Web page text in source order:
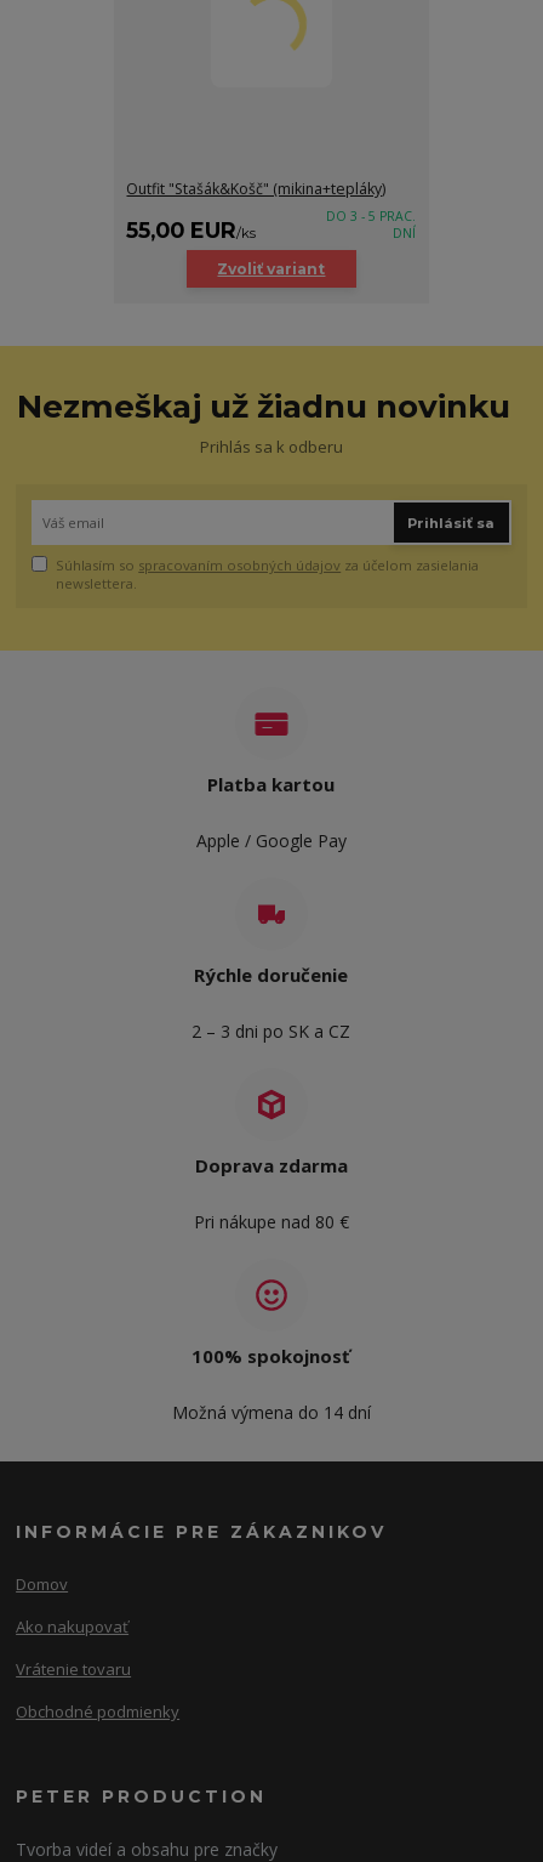
Outfit "Stašák&Košč" (mikina+tepláky)
55,00 EUR/ks
DO 3 - 5 PRAC.
DNÍ
Zvoliť variant
Nezmeškaj už žiadnu novinku
Prihlás sa k odberu
Prihlásiť sa
Súhlasím so spracovaním osobných údajov za účelom zasielania
newslettera.
Platba kartou
Apple / Google Pay
Rýchle doručenie
2 – 3 dni po SK a CZ
Doprava zdarma
Pri nákupe nad 80 €
100% spokojnosť
Možná výmena do 14 dní
INFORMÁCIE PRE ZÁKAZNIKOV
Domov
Ako nakupovať
Vrátenie tovaru
Obchodné podmienky
PETER PRODUCTION
Tvorba videí a obsahu pre značky